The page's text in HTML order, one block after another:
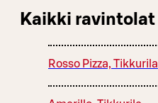
Kaikki ravintolat
Rosso Pizza, Tikkurila